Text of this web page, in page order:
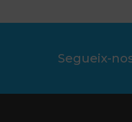
Segueix-